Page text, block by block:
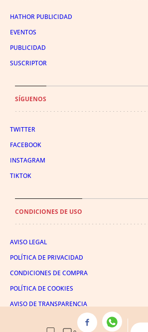
HATHOR PUBLICIDAD
EVENTOS
PUBLICIDAD
SUSCRIPTOR
SÍGUENOS
TWITTER
FACEBOOK
INSTAGRAM
TIKTOK
CONDICIONES DE USO
AVISO LEGAL
POLÍTICA DE PRIVACIDAD
CONDICIONES DE COMPRA
POLÍTICA DE COOKIES
AVISO DE TRANSPARENCIA
ADMINISTRACIÓN UTIQ